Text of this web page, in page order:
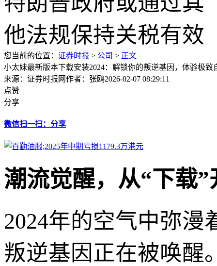
您当前的位置： 证券时报 > 公司 > 正文
小太妹最新版本下载安装2024：解锁你的叛逆基因，体验极致
来源：证券时报网作者：张鸥2026-02-07 08:29:11
点赞
分享
微信扫一扫：分享
潮流觉醒，从“下载
2024年的空气中弥
叛逆基因正在被唤醒